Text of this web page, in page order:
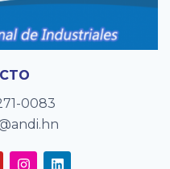
0083